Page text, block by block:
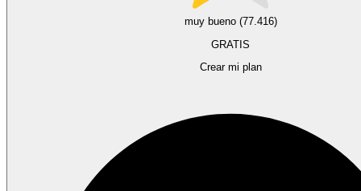
muy bueno (77.416)
GRATIS
Crear mi plan